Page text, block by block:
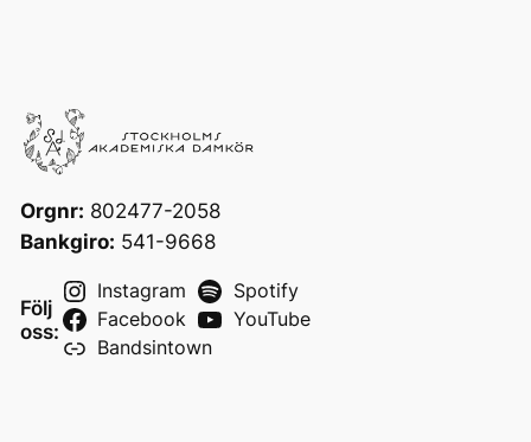
Orgnr: 802477-2058
Bankgiro: 541-9668
Följ
oss:
Instagram
Spotify
Facebook
YouTube
Bandsintown